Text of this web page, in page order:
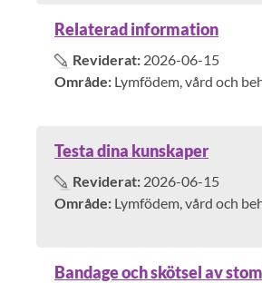
Relaterad information
Reviderat: 2026-06-15
Område: Lymfödem, vård och
Testa dina kunskaper
Reviderat: 2026-06-15
Område: Lymfödem, vård och
Bandage och skötsel av